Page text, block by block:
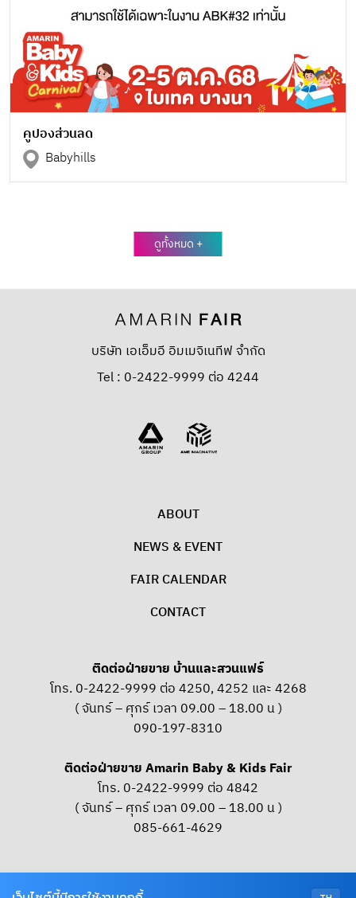
คูปองส่วนลด
Babyhills
ดูทั้งหมด +
บริษัท เอเอ็มอี อิมเมจิเนทีฟ จำกัด
Tel : 0-2422-9999 ต่อ 4244
ABOUT
NEWS & EVENT
FAIR CALENDAR
CONTACT
ติดต่อฝ่ายขาย บ้านและสวนแฟร์
โทร. 0-2422-9999 ต่อ 4250, 4252 และ 4268
( จันทร์ – ศุกร์ เวลา 09.00 – 18.00 น )
090-197-8310
ติดต่อฝ่ายขาย Amarin Baby & Kids Fair
โทร. 0-2422-9999 ต่อ 4842
( จันทร์ – ศุกร์ เวลา 09.00 – 18.00 น )
085-661-4629